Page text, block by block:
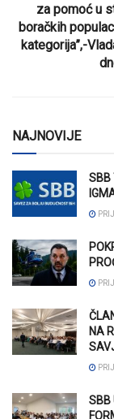
za pomoć u
boračkih
kategorija”,-
NAJNOVIJE
SBB
NA
SBB